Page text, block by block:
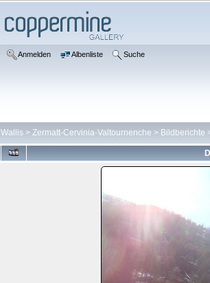
Anmelden Albenliste Suche
Wallis > Zermatt-Cervinia-Valtournenche > Bildberichte